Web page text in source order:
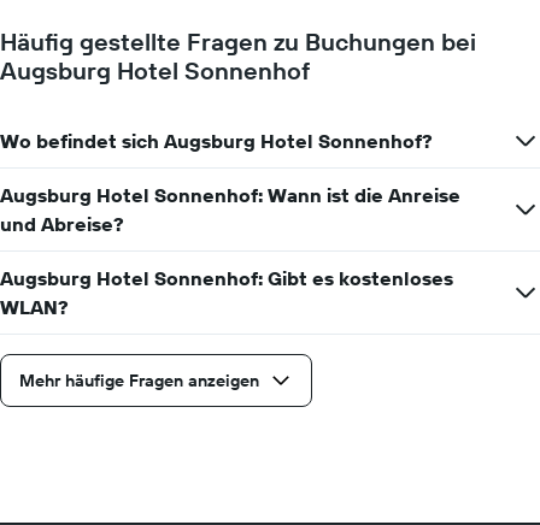
Häufig gestellte Fragen zu Buchungen bei
Augsburg Hotel Sonnenhof
Wo befindet sich Augsburg Hotel Sonnenhof?
Augsburg Hotel Sonnenhof: Wann ist die Anreise
und Abreise?
Augsburg Hotel Sonnenhof: Gibt es kostenloses
WLAN?
Mehr häufige Fragen anzeigen